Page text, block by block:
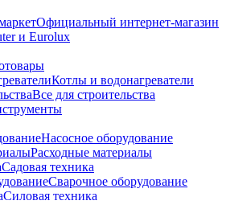
Официальный интернет-магазин
и Eurolux
Котлы и водонагреватели
Все для строительства
Насосное оборудование
Расходные материалы
Садовая техника
Сварочное оборудование
Силовая техника